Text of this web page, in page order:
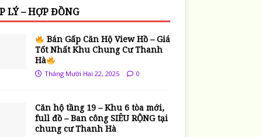
LÝ – HỢP ĐỒNG
Bán Gấp Căn Hộ View Hồ – Giá
Tốt Nhất Khu Chung Cư Thanh
Hà
Tháng Mười Hai 22, 2025 0
Căn hộ tầng 19 – Khu 6 tòa mới,
full đồ – Ban công SIÊU RỘNG tại
chung cư Thanh Hà